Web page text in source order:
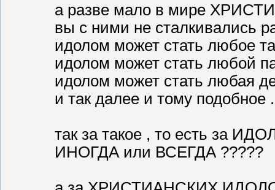
а разве мало в мире
вы с ними не сталкивались
идолом может стать любое
идолом может стать любой
идолом может стать любая
и так далее и тому подобное
так за такое , то есть за
ИНОГДА или ВСЕГДА ?????